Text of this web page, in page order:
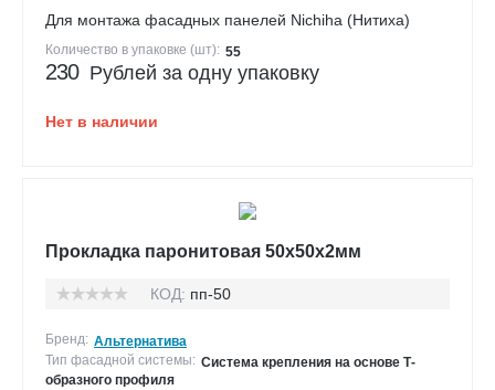
Для монтажа фасадных панелей Nichiha (Нитиха)
Количество в упаковке (шт): 55
230 Рублей за одну упаковку
Нет в наличии
Прокладка паронитовая 50х50х2мм
КОД: пп-50
Бренд: Альтернатива
Тип фасадной системы: Система крепления на основе Т-
образного профиля